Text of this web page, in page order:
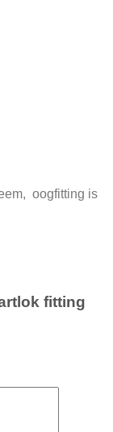
oogfitting is
fitting